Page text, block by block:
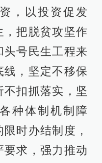
，以投资促发
，把脱贫攻坚作
头号民生工程来
，坚定不移保
扣抓落实，坚
种体制机制障
时办结制度，
求，强力推动